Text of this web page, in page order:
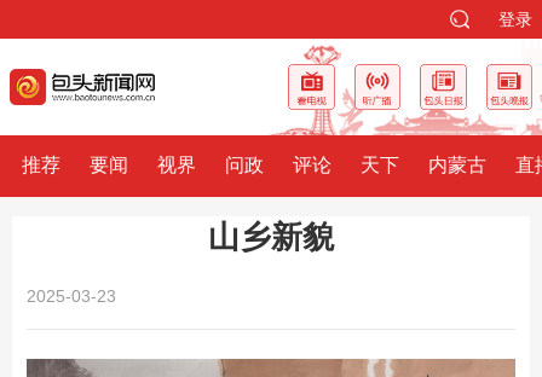
登录
推荐 要闻 视界 问政 评论 天下 内蒙古 直
山乡新貌
2025-03-23